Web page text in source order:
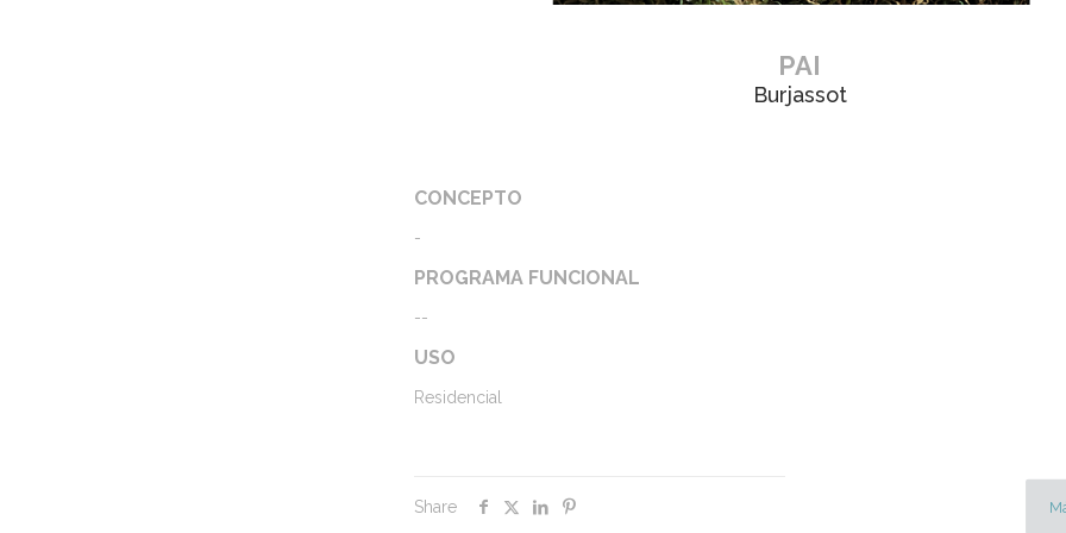
PAI
Burjassot
CONCEPTO
-
PROGRAMA FUNCIONAL
--
USO
Residencial
Share